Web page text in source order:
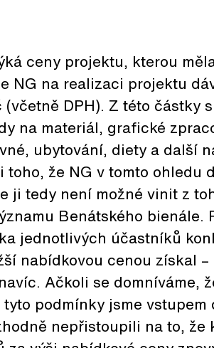
ceny projektu, kterou
NG na realizaci projektu
DPH). Z této částky
na materiál, grafické
ubytování, diety a další
toho, že NG v tomto
ji tedy není možné vinit z
Benátského
jednotlivých účastníků
nabídkovou cenou získal
Ačkoli se domníváme,
podmínky jsme
nepřistoupili na to, že